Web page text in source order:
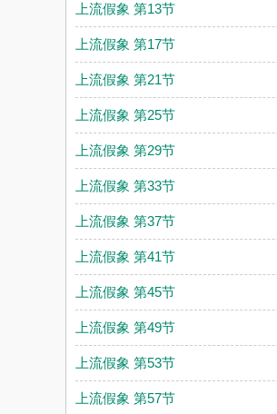
上流假象 第13节
上流假象 第17节
上流假象 第21节
上流假象 第25节
上流假象 第29节
上流假象 第33节
上流假象 第37节
上流假象 第41节
上流假象 第45节
上流假象 第49节
上流假象 第53节
上流假象 第57节